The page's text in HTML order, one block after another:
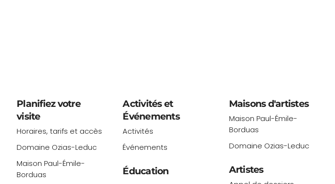
Planifiez votre
visite
Horaires, tarifs et accès
Domaine Ozias-Leduc
Maison Paul-Émile-
Borduas
Activités et
Événements
Activités
Événements
Éducation
Maisons d'artistes
Maison Paul-Émile-
Borduas
Domaine Ozias-Leduc
Artistes